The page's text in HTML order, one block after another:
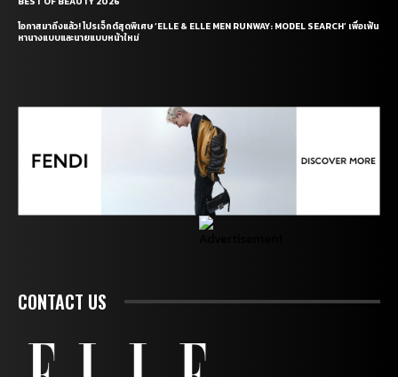
โอกาสมาถึงแล้ว! โปรเจ็กต์สุดพิเศษ ‘ELLE & ELLE MEN RUNWAY: MODEL SEARCH’ เพื่อเฟ้น
หานางแบบและนายแบบหน้าใหม่
CONTACT US